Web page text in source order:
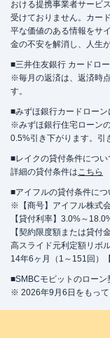
おける提携事業者サービ
受けておりません。カー
平な価値のある情報をサ
金の不安を解消し、人生
■三井住友銀行 カードロ
※毎月の返済は、返済時
す。
■みずほ銀行カードローン
※みずほ銀行住宅ローン
0.5%引き下がります。引
■レイクの貸付条件につい
詳細の貸付条件はこちら
■アイフルの貸付条件につ
※【商号】アイフル株式
【貸付利率】3.0%～
【契約限度額または貸
高スライド元利定額リボ
14年6ヶ月（1～151回）
■SMBCモビットのローン
※ 2026年9月6日をもって